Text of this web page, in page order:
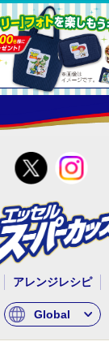
アレンジレシピ
Global